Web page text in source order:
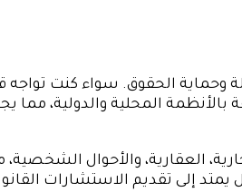
الحقوق. سواء كنت تواجه
المحلية والدولية، مما
العقارية، والأحوال
إلى تقديم الاستشارات